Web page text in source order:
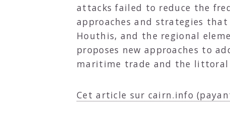
attacks failed to reduce the
approaches and strategies
Houthis, and the regional
proposes new approaches to
maritime trade and the littoral
Cet article sur cairn.info